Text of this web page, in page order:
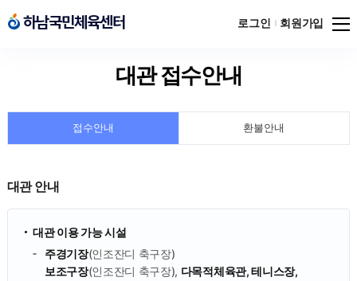
하남국민체육센터
하남국민체육센터 로그인 회원가입열기
대관 접수안내
접수안내 환불안내
대관 안내
대관 이용 가능 시설
주경기장(인조잔디 축구장)
보조구장(인조잔디 축구장), 다목적체육관, 테니스장,